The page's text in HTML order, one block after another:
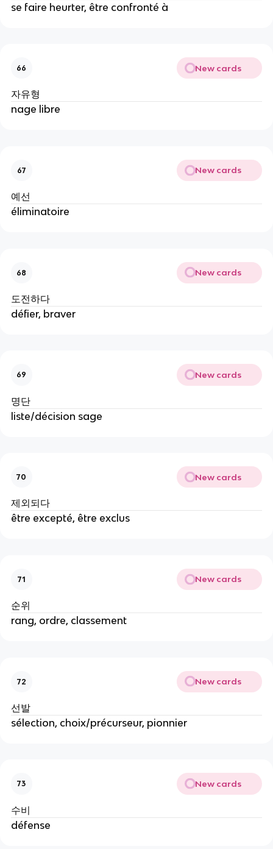
se faire heurter, être confronté à
66 New cards
자유형
nage libre
67 New cards
예선
éliminatoire
68 New cards
도전하다
défier, braver
69 New cards
명단
liste/décision sage
70 New cards
제외되다
être excepté, être exclus
71 New cards
순위
rang, ordre, classement
72 New cards
선발
sélection, choix/précurseur, pionnier
73 New cards
수비
défense